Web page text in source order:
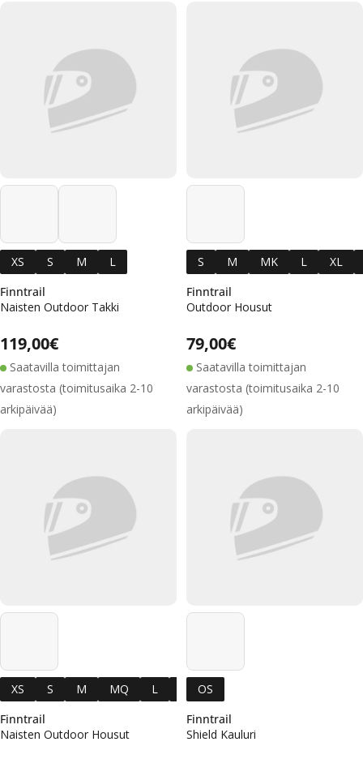
XS S M
L
Finntrail
Naisten Outdoor Takki
Normaalihinta
119,00€
Saatavilla toimittajan
varastosta (toimitusaika 2-10
arkipäivää)
S M MK L
XL
Finntrail
Outdoor Housut
Normaalihinta
79,00€
Saatavilla toimittajan
varastosta (toimitusaika 2-10
arkipäivää)
XS S M MQ L
Finntrail
Naisten Outdoor Housut
OS
Finntrail
Shield Kauluri